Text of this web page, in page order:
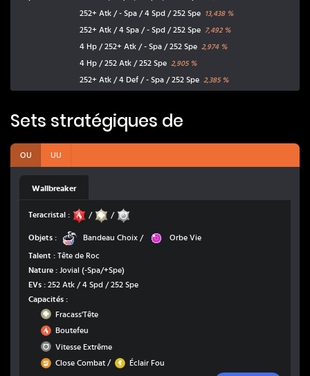
252+ Atk / - Spa / 4 Spd / 252 Spe 13,438%
252+ Atk / 4 Spa / - Spd / 252 Spe 7,492%
4 Hp / 252+ Atk / - Spa / 252 Spe 2,974%
4 Hp / 252 Atk / 252 Spe 2,905%
252+ Atk / 4 Def / - Spa / 252 Spe 2,385%
Sets stratégiques de
OU UU
Wallbreaker
Teracristal : Feu
/ Roche
/
Objets : Bandeau Choix / Orbe Vie
Talent : Tête de Roc
Nature : Jovial (-Spa/+Spe)
EVs : 252 Atk / 4 Spd / 252 Spe
Capacités :
Roche
Fracass'Tête
Feu
Boutefeu
Normal
Vitesse Extrême
Combat
Close Combat / Électrik
Éclair Fou